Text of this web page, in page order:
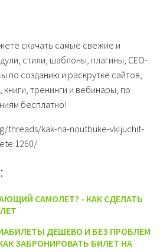
скачать самые свежие и
стили, шаблоны, плагины, СЕО-
по созданию и раскрутке сайтов,
тренинги и вебинары, по
бесплатно!
threads/kak-na-noutbuke-vkljuchit-
САМОЛЕТ? - КАК СДЕЛАТЬ
ДЕШЕВО И БЕЗ ПРОБЛЕМ
КАК ЗАБРОНИРОВАТЬ БИЛЕТ НА